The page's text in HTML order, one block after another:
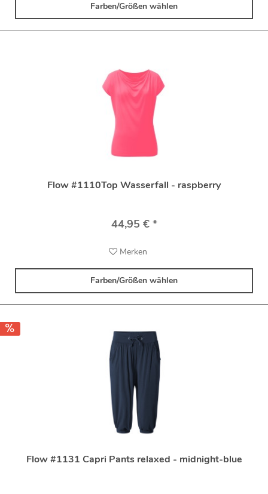
Farben/Größen wählen
Flow #1110Top Wasserfall - raspberry
44,95 € *
Merken
Farben/Größen wählen
Flow #1131 Capri Pants relaxed - midnight-blue